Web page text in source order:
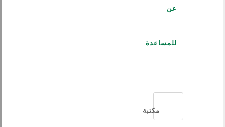
عن
للمساعدة
مكتبة